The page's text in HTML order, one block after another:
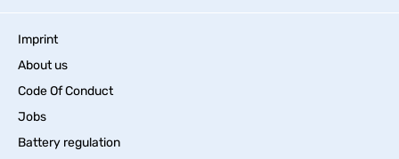
Imprint
About us
Code Of Conduct
Jobs
Battery regulation